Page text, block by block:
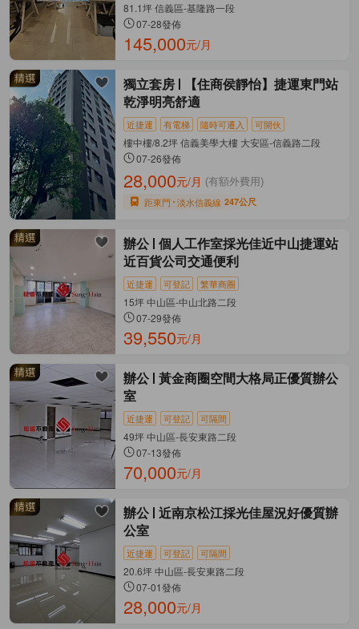
81.1坪 信義區-基隆路一段
07-28發佈
145,000元/月
獨立套房
【住商侯靜怡】捷運東門站
乾淨明亮舒適
近捷運 有電梯 隨時可遷入 可開伙
樓中樓/8.2坪 信義美學大樓 大安區-信義路二段
07-26發佈
28,000元/月 (有額外費用)
距東門 淡水信義線 247公尺
辦公
個人工作室採光佳近中山捷運站
近百貨公司交通便利
近捷運 可登記 繁華商圈
15坪 中山區-中山北路二段
07-29發佈
39,550元/月
辦公
黃金商圈空間大格局正優質辦公
室
近捷運 可登記 可隔間
49坪 中山區-長安東路二段
07-13發佈
70,000元/月
辦公
近南京松江採光佳屋況好優質辦
公室
近捷運 可登記 可隔間
20.6坪 中山區-長安東路二段
07-01發佈
28,000元/月